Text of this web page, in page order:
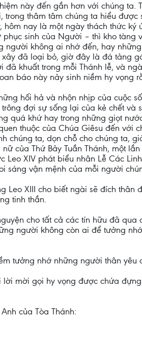
này đến gần hơn với chúng ta.
thâm tâm chúng ta hiểu
nay là một ngày thách thức
sinh của Người – thì kho tàng
người không ai nhớ đến, hay
đã loại bỏ, giờ đây là đá tảng
khuất trong mỗi Thánh lễ, và
báo này nảy sinh niềm hy vọng
hối hả và nhộn nhịp của cuộc
đợi sự sống lại của kẻ chết và
quá khứ hay trong những giọt
thuộc của Chúa Giêsu đến với
ta, dọn chỗ cho chúng ta,
của Thứ Bảy Tuần Thánh, một
XIV phát biểu nhân Lễ Các
sáng vận mệnh của mỗi người
Leo XIII cho biết ngài sẽ đích
tinh thần.
cho tất cả các tín hữu đã qua
người không còn ai để tưởng
tưởng nhớ những người thân yêu
mời gọi hy vọng được chứa
của Tòa Thánh: